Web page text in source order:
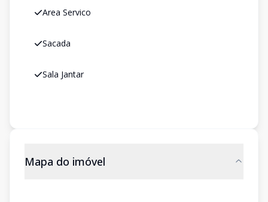
Area Servico
Sacada
Sala Jantar
Mapa do imóvel